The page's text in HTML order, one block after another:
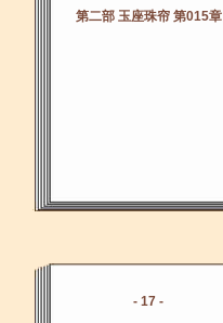
第二部 玉座珠帘 第015章
- 17 -